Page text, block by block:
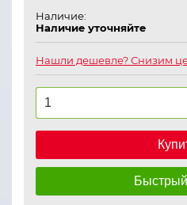
Наличие:
Наличие уточняйте
Нашли дешевле? Снизим
Быстрый